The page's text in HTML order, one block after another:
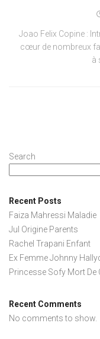
Joao Felix Copine :
cœur de nombreux
à
Search
Recent Posts
Faiza Mahressi Maladie
Jul Origine Parents
Rachel Trapani Enfant
Ex Femme Johnny
Princesse Sofy Mort De
Recent Comments
No comments to show.